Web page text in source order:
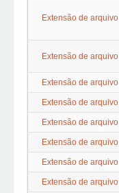
Extensão de arquivo
Extensão de arquivo
Extensão de arquivo
Extensão de arquivo
Extensão de arquivo
Extensão de arquivo
Extensão de arquivo
Extensão de arquivo